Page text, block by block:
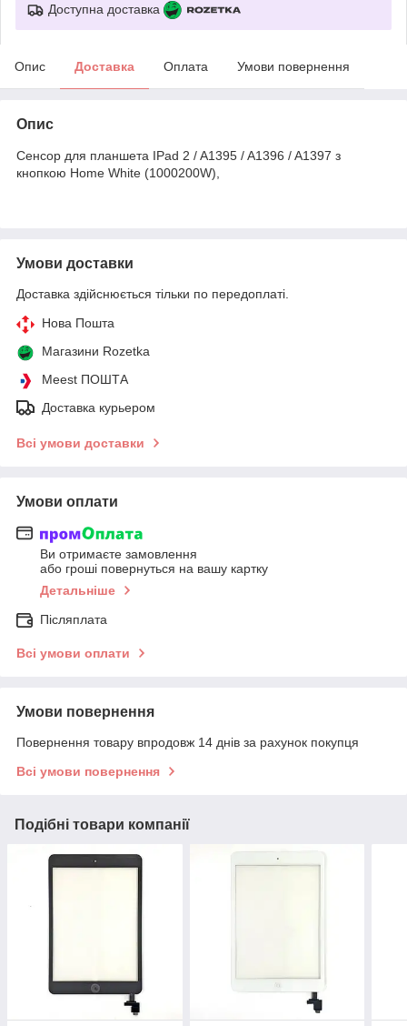
Доступна доставка
Опис Доставка Оплата Умови повернення
Опис
Сенсор для планшета IPad 2 / A1395 / A1396 / A1397 з
кнопкою Home White (1000200W),
Умови доставки
Доставка здійснюється тільки по передоплаті.
Нова Пошта
Магазини Rozetka
Meest ПОШТА
Доставка курьером
Всі умови доставки
Умови оплати
Ви отримаєте замовлення
або гроші повернуться на вашу картку
Детальніше
Післяплата
Всі умови оплати
Умови повернення
Повернення товару впродовж 14 днів за рахунок покупця
Всі умови повернення
Подібні товари компанії